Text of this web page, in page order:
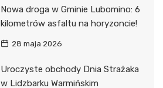
Nowa droga w Gminie Lubomino: 6
kilometrów asfaltu na horyzoncie!
28 maja 2026
Uroczyste obchody Dnia Strażaka
w Lidzbarku Warmińskim